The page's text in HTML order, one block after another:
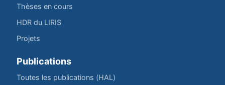
Thèses en cours
HDR du LIRIS
Projets
Publications
Toutes les publications (HAL)